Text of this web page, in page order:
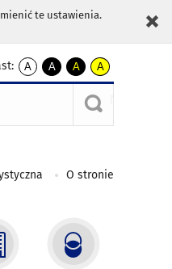
te ustawienia.
A
kontrast
A
kontrast
czarnym
A
kontrast
żółty
tekst
czarnym
A
kontrast
czarny
tekst
żółtym
O stronie